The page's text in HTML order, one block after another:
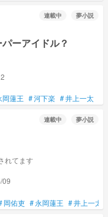
連載中 夢小説
ーアイドル？
岡蓮王 #河下楽 #井上一太
連載中 夢小説
れてます
09
岡佑吏 #永岡蓮王 #井上一太